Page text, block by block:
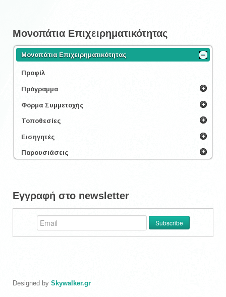
Μονοπάτια Επιχειρηματικότητας
Μονοπάτια Επιχειρηματικότητας
Προφίλ
Πρόγραμμα
Φόρμα Συμμετοχής
Τοποθεσίες
Εισηγητές
Παρουσιάσεις
Εγγραφή στο newsletter
Designed by Skywalker.gr